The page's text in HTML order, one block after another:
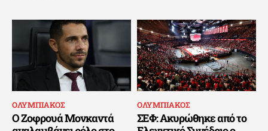
ΟΛΥΜΠΙΑΚΟΣ
Ο Ζοφρουά Μονκαντά
ΟΛΥΜΠΙΑΚΟΣ
ΣΕΦ: Ακυρώθηκε από το